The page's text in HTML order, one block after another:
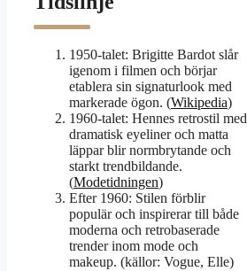
1950-talet: Brigitte Bardot slår
igenom i filmen och börjar
etablera sin signaturlook med
markerade ögon. (Wikipedia)
1960-talet: Hennes retrostil med
dramatisk eyeliner och matta
läppar blir normbrytande och
starkt trendbildande.
(Modetidningen)
Efter 1960: Stilen förblir
populär och inspirerar till både
moderna och retrobaserade
trender inom mode och
makeup. (källor: Vogue, Elle)